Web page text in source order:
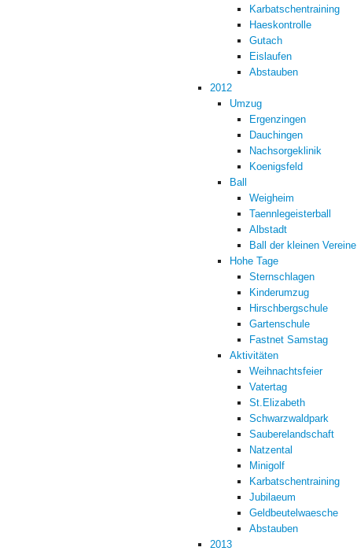
Karbatschentraining
Haeskontrolle
Gutach
Eislaufen
Abstauben
2012
Umzug
Ergenzingen
Dauchingen
Nachsorgeklinik
Koenigsfeld
Ball
Weigheim
Taennlegeisterball
Albstadt
Ball der kleinen Vereine
Hohe Tage
Sternschlagen
Kinderumzug
Hirschbergschule
Gartenschule
Fastnet Samstag
Aktivitäten
Weihnachtsfeier
Vatertag
St.Elizabeth
Schwarzwaldpark
Sauberelandschaft
Natzental
Minigolf
Karbatschentraining
Jubilaeum
Geldbeutelwaesche
Abstauben
2013